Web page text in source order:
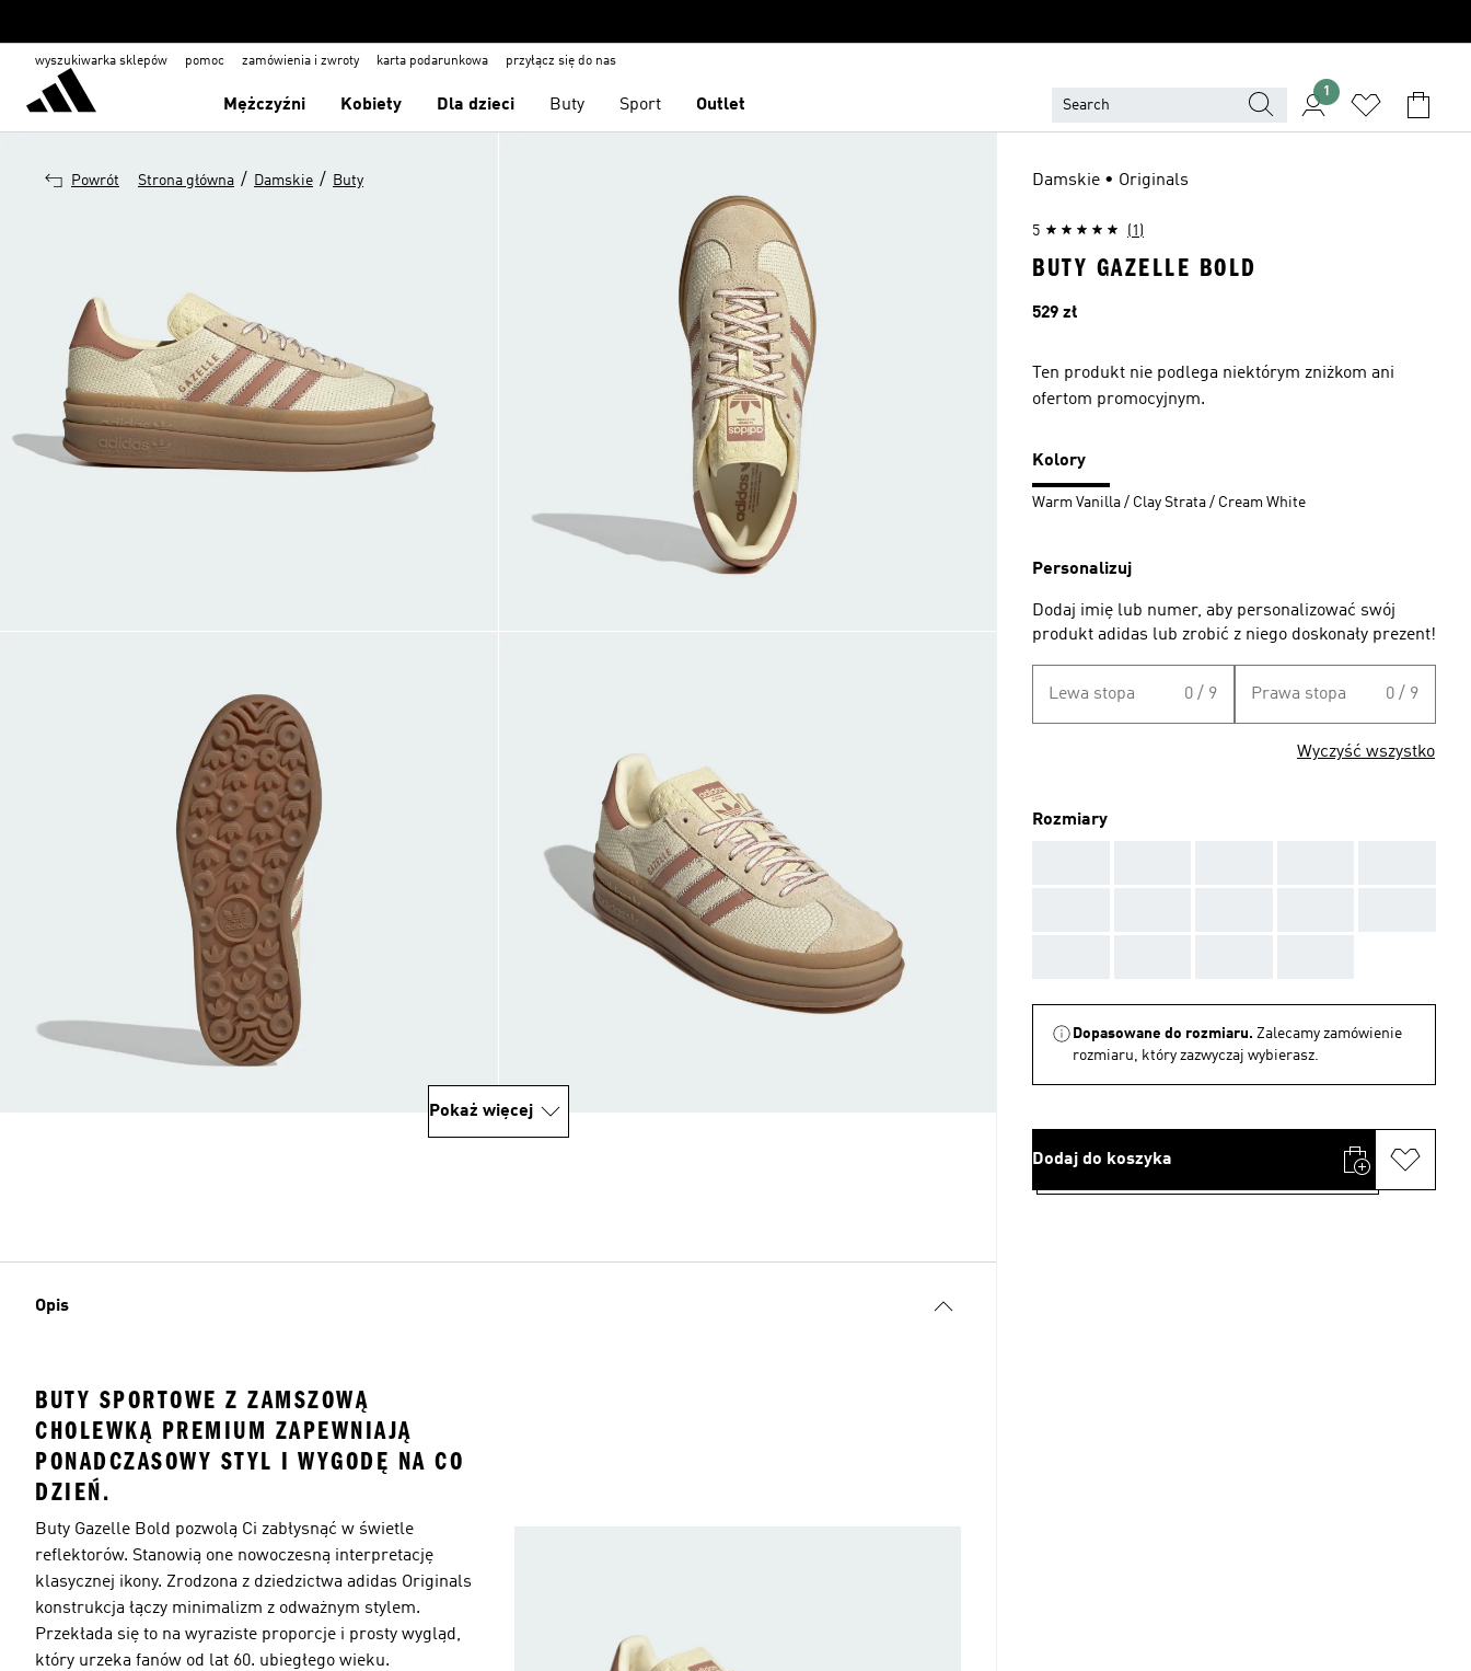
wyszukiwarka sklepów pomoc zamówienia i zwroty karta podarunkowa przyłącz się do nas
Mężczyźni Kobiety Dla dzieci Buty Sport Outlet
1
Powrót Strona główna / Damskie / Buty
Pokaż więcej
Opis
BUTY SPORTOWE Z ZAMSZOWĄ
CHOLEWKĄ PREMIUM ZAPEWNIAJĄ
PONADCZASOWY STYL I WYGODĘ NA CO
DZIEŃ.
Buty Gazelle Bold pozwolą Ci zabłysnąć w świetle
reflektorów. Stanowią one nowoczesną interpretację
klasycznej ikony. Zrodzona z dziedzictwa adidas Originals
konstrukcja łączy minimalizm z odważnym stylem.
Przekłada się to na wyraziste proporcje i prosty wygląd,
który urzeka fanów od lat 60. ubiegłego wieku.
Damskie • Originals
5 (1)
BUTY GAZELLE BOLD
Cena
529 zł
Ten produkt nie podlega niektórym zniżkom ani
ofertom promocyjnym.
Kolory
Warm Vanilla / Clay Strata / Cream White
Personalizuj
Dodaj imię lub numer, aby personalizować swój
produkt adidas lub zrobić z niego doskonały prezent!
Lewa stopa 0 / 9 Prawa stopa 0 / 9
Wyczyść wszystko
Rozmiary
Dopasowane do rozmiaru. Zalecamy zamówienie
rozmiaru, który zazwyczaj wybierasz.
Dodaj do koszyka